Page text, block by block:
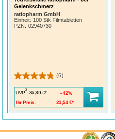
Gelenkschmerz
ratiopharm GmbH
Einheit: 100 Stk Filmtabletten
PZN: 02940730
(6)
UVP
2
: 36,89 €*
Ihr Preis:
21,54 €*
42%